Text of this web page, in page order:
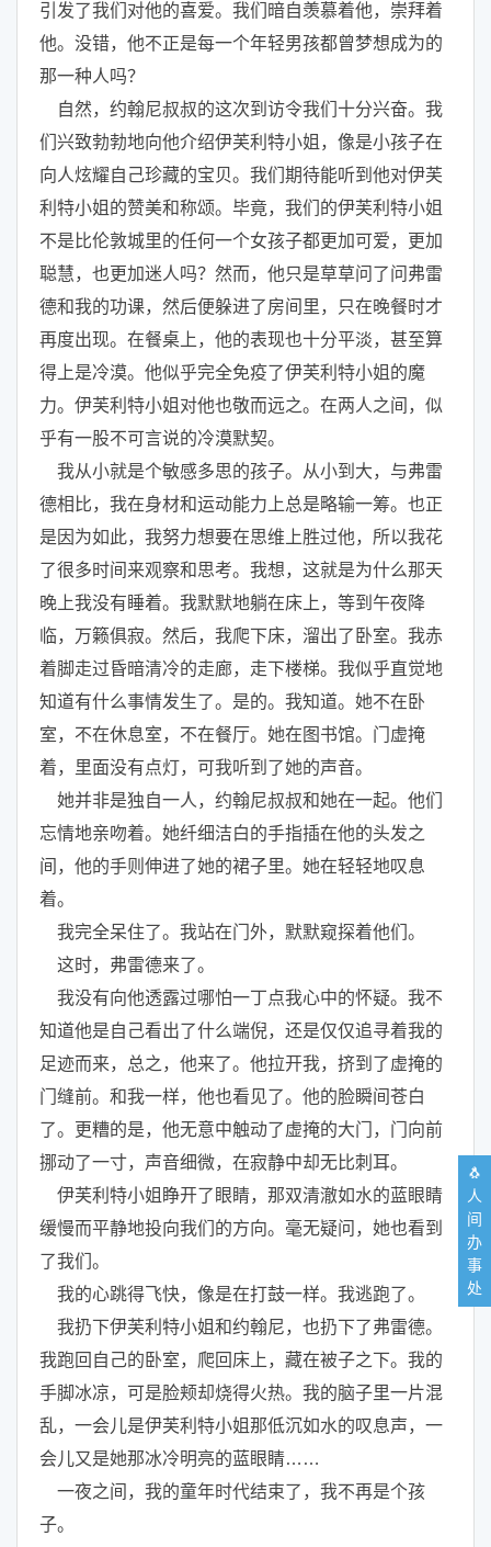
引发了我们对他的喜爱。我们暗自羡慕着他，崇拜着
他。没错，他不正是每一个年轻男孩都曾梦想成为的
那一种人吗？
自然，约翰尼叔叔的这次到访令我们十分兴奋。我
们兴致勃勃地向他介绍伊芙利特小姐，像是小孩子在
向人炫耀自己珍藏的宝贝。我们期待能听到他对伊芙
利特小姐的赞美和称颂。毕竟，我们的伊芙利特小姐
不是比伦敦城里的任何一个女孩子都更加可爱，更加
聪慧，也更加迷人吗？然而，他只是草草问了问弗雷
德和我的功课，然后便躲进了房间里，只在晚餐时才
再度出现。在餐桌上，他的表现也十分平淡，甚至算
得上是冷漠。他似乎完全免疫了伊芙利特小姐的魔
力。伊芙利特小姐对他也敬而远之。在两人之间，似
乎有一股不可言说的冷漠默契。
我从小就是个敏感多思的孩子。从小到大，与弗雷
德相比，我在身材和运动能力上总是略输一筹。也正
是因为如此，我努力想要在思维上胜过他，所以我花
了很多时间来观察和思考。我想，这就是为什么那天
晚上我没有睡着。我默默地躺在床上，等到午夜降
临，万籁俱寂。然后，我爬下床，溜出了卧室。我赤
着脚走过昏暗清冷的走廊，走下楼梯。我似乎直觉地
知道有什么事情发生了。是的。我知道。她不在卧
室，不在休息室，不在餐厅。她在图书馆。门虚掩
着，里面没有点灯，可我听到了她的声音。
她并非是独自一人，约翰尼叔叔和她在一起。他们
忘情地亲吻着。她纤细洁白的手指插在他的头发之
间，他的手则伸进了她的裙子里。她在轻轻地叹息
着。
我完全呆住了。我站在门外，默默窥探着他们。
这时，弗雷德来了。
我没有向他透露过哪怕一丁点我心中的怀疑。我不
知道他是自己看出了什么端倪，还是仅仅追寻着我的
足迹而来，总之，他来了。他拉开我，挤到了虚掩的
门缝前。和我一样，他也看见了。他的脸瞬间苍白
了。更糟的是，他无意中触动了虚掩的大门，门向前
挪动了一寸，声音细微，在寂静中却无比刺耳。
伊芙利特小姐睁开了眼睛，那双清澈如水的蓝眼睛
缓慢而平静地投向我们的方向。毫无疑问，她也看到
了我们。
我的心跳得飞快，像是在打鼓一样。我逃跑了。
我扔下伊芙利特小姐和约翰尼，也扔下了弗雷德。
我跑回自己的卧室，爬回床上，藏在被子之下。我的
手脚冰凉，可是脸颊却烧得火热。我的脑子里一片混
乱，一会儿是伊芙利特小姐那低沉如水的叹息声，一
会儿又是她那冰冷明亮的蓝眼睛……
一夜之间，我的童年时代结束了，我不再是个孩
子。
🐧
人
间
办
事
处